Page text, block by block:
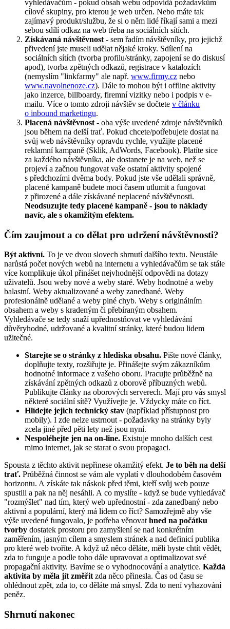
vyhledávačům - pokud obsah webu odpovídá požadavkům
cílové skupiny, pro kterou je web určen. Nebo máte tak
zajímavý produkt/službu, že si o něm lidé říkají sami a mezi
sebou sdílí odkaz na web třeba na sociálních sítích.
Získávaná návštěvnost - sem řadím návštěvníky, pro jejichž
přivedení jste museli udělat nějaké kroky. Sdílení na
sociálních sítích (tvorba profilu/stránky, zapojení se do diskusí
apod), tvorba zpětných odkazů, registrace v katalozích
(nemyslím "linkfarmy" ale např. www.firmy.cz nebo
www.navolnenoze.cz). Dále to mohou být i offline aktivity
jako inzerce, billboardy, firemní vizitky nebo i podpis v e-
mailu. Více o tomto zdroji návštěv se dočtete v článku
o inbound marketingu.
Placená návštěvnost - oba výše uvedené zdroje návštěvníků
jsou během na delší trať. Pokud chcete/potřebujete dostat na
svůj web návštěvníky opravdu rychle, využijte placené
reklamní kampaně (Sklik, AdWords, Facebook). Platíte sice
za každého návštěvníka, ale dostanete je na web, než se
projeví a začnou fungovat vaše ostatní aktivity spojené
s předchozími dvěma body. Pokud jste vše udělali správně,
placené kampaně budete moci časem utlumit a fungovat
z přirozené a dále získávané neplacené návštěvnosti.
Neodsuzujte tedy placené kampaně - jsou to náklady
navíc, ale s okamžitým efektem.
Čím zaujmout a co dělat pro udržení návštěvnosti?
Být aktivní. To je ve dvou slovech shrnutí dalšího textu. Neustále
narůstá počet nových webů na internetu a vyhledávačům se tak stále
více komplikuje úkol přinášet nejvhodnější odpovědi na dotazy
uživatelů. Jsou weby nové a weby staré. Weby hodnotné a weby
balastní. Weby aktualizované a weby zanedbané. Weby
profesionálně udělané a weby plné chyb. Weby s originálním
obsahem a weby s kradeným či přebíraným obsahem.
Vyhledávače se tedy snaží upřednostňovat ve vyhledávání
důvěryhodné, udržované a kvalitní stránky, které budou lidem
užitečné.
Starejte se o stránky z hlediska obsahu. Pište nové články,
doplňujte texty, rozšiřujte je. Přinášejte svým zákazníkům
hodnotné informace z vašeho oboru. Pracujte průběžně na
získávání zpětných odkazů z oborově příbuzných webů.
Publikujte články na oborových serverech. Mají pro vás smysl
některé sociální sítě? Využívejte je. Vždycky máte co říct.
Hlídejte jejich technický stav (například přístupnost pro
mobily). I zde nelze ustrnout - požadavky na stránky byly
zcela jiné před pěti lety než jsou nyní.
Nespoléhejte jen na on-line. Existuje mnoho dalších cest
mimo internet, jak se starat o svou propagaci.
Spousta z těchto aktivit nepřinese okamžitý efekt. Je to běh na delší
trať. Průběžná činnost se vám ale vyplatí v dlouhodobém časovém
horizontu. A získáte tak náskok před těmi, kteří svůj web pouze
spustili a pak na něj nesáhli. A co myslíte - když se bude vyhledávač
"rozmýšlet" nad tím, který web upřednostní - zda zanedbaný nebo
aktivní a populární, který má lidem co říct? Samozřejmě aby vše
výše uvedené fungovalo, je potřeba věnovat hned na počátku
tvorby dostatek prostoru pro zamyšlení se nad konkrétním
zaměřením, jasným cílem a smyslem stránek a nad definicí publika
pro které web tvoříte. A když už něco děláte, měli byste chtít vědět,
zda to funguje a podle toho dále upravovat a optimalizovat své
propagační aktivity. Bavíme se o vyhodnocování a analytice. Každá
aktivita by měla jít změřit zda něco přinesla. Čas od času se
ohlédnout zpět, zda to, co děláte má smysl. Zda to není vyhazování
peněz.
Shrnutí nakonec